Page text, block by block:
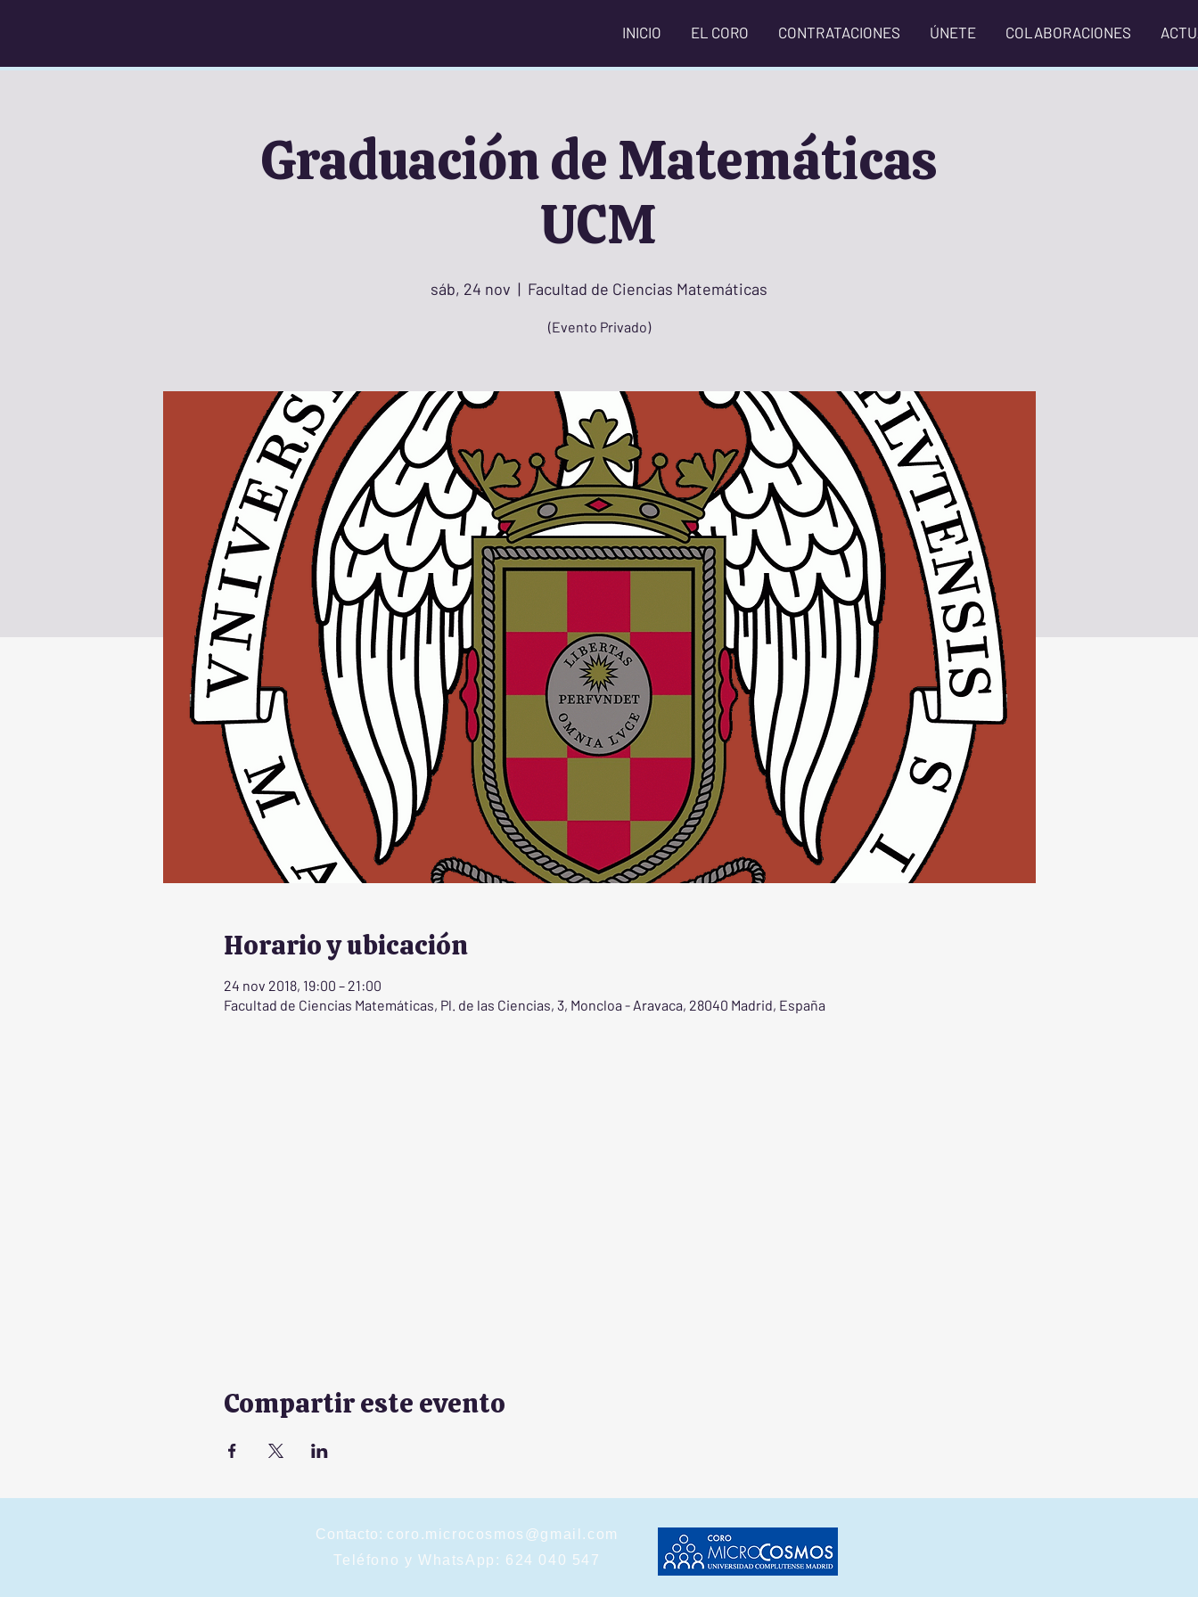
INICIO EL CORO CONTRATACIONES ÚNETE COLABORACIONES
Graduación de Matemáticas
UCM
sáb, 24 nov
  |
Facultad de Ciencias Matemáticas
(Evento Privado)
Horario y ubicación
24 nov 2018, 19:00 – 21:00
Facultad de Ciencias Matemáticas, Pl. de las Ciencias, 3, Moncloa - Aravaca, 28040 Madrid, España
Compartir este evento
Contacto: coro.microcosmos@gmail.com
Teléfono y WhatsApp: 624 040 547